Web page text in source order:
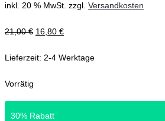
inkl. 20 % MwSt. zzgl. Versandkosten
21,00€ 16,80 €
Lieferzeit: 2-4 Werktage
Vorrätig
30% Rabatt